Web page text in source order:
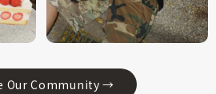
Our Community →